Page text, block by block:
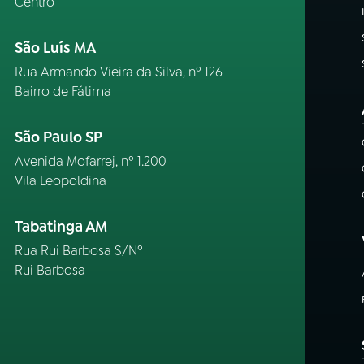
São Luís MA
Rua Armando Vieira da Silva, nº 126
Bairro de Fátima
São Paulo SP
Avenida Mofarrej, nº 1.200
Vila Leopoldina
Tabatinga AM
Rua Rui Barbosa S/Nº
Rui Barbosa